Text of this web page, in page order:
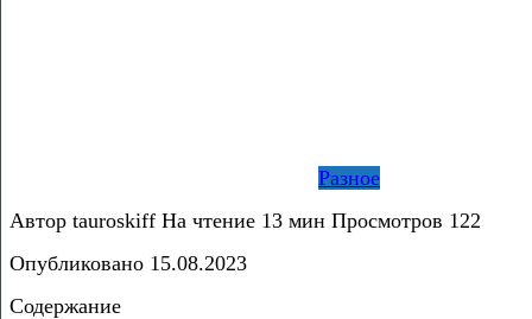
Разное
Автор tauroskiff На чтение 13 мин Просмотров 122
Опубликовано 15.08.2023
Содержание